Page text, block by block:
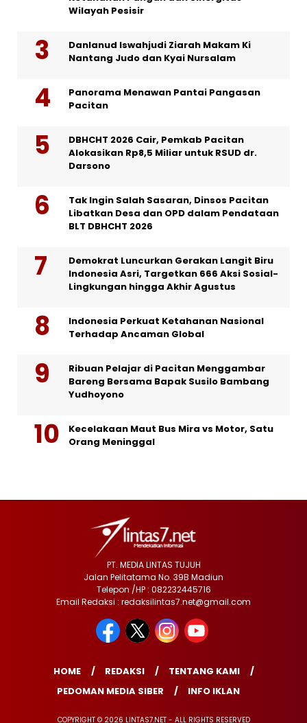
Wilayah Pesisir
Danlanud Iswahjudi Ziarah Makam Ki
Nantang Judo dan Kyai Nursalam
Panorama Menawan Pantai Pangasan
Pacitan
DBHCHT 2026 Cair, Pemkab Pacitan
Alokasikan Rp8,5 Miliar untuk RSUD dr.
Darsono
Tak Ingin Salah Sasaran, Dinsos Pacitan
Libatkan Desa dan OPD dalam Pendataan
BLT DBHCHT 2026
Demokrat Luncurkan Gerakan Langit Biru
Indonesia Asri, Targetkan 666 Aksi Sosial-
Lingkungan hingga Akhir Agustus
Indonesia Perkuat Ketahanan Nasional
Terhadap Ancaman Global
Ribuan Pelajar di Pacitan Menggambar
Bareng Bersama Bapak Susilo Bambang
Yudhoyono
Kecelakaan Maut Bus Mira vs Motor, Satu
Orang Meninggal
PT. MEDIA LINTAS TUJUH
Jalan Pelitatama No. 39B Madiun
Telepon /HP : 082232445716
Email Redaksi : redaksilintas7.net@gmail.com
HOME REDAKSI
TENTANG KAMI
PEDOMAN MEDIA SIBER
INFO IKLAN
COPYRIGHT © 2026 LINTAS7.NET - ALL RIGHTS RESERVED